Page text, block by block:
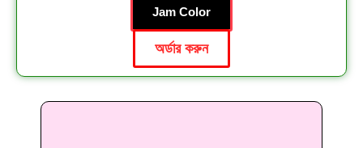
Jam Color
অর্ডার করুন